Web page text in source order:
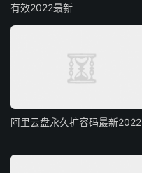
有效2022最新
阿里云盘永久扩容码最新2022